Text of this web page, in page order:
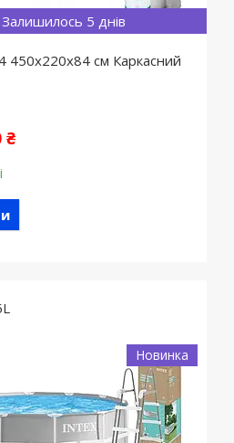
Залишилось 5 днів
450х220х84 см Каркасний
₴
Новинка